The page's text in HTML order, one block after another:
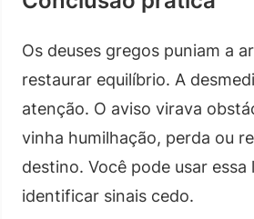
Os deuses gregos puniam a
restaurar equilíbrio. A
atenção. O aviso virava
vinha humilhação, perda ou
destino. Você pode usar essa
identificar sinais cedo.